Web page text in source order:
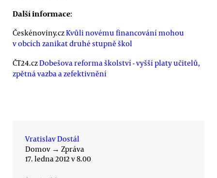
Další informace:
Českénoviny.czKvůli novému financování mohou
v obcích zanikat druhé stupně škol
ČT24.czDobešova reforma školství - vyšší platy učitelů,
zpětná vazba a zefektivnění
Vratislav Dostál
Domov → Zpráva
17. ledna 2012 v 8.00